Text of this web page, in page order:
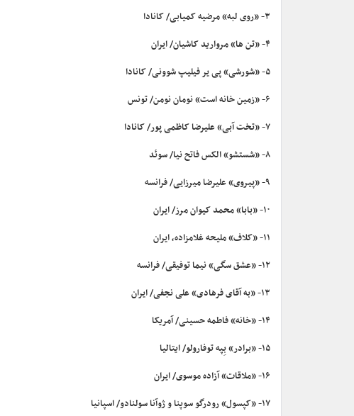
۳- «روی لبه» مرضیه کمیابی/ کانادا
۴- «تن ها» مروارید کاشیان/ ایران
۵- «شورشی» پی یر فیلیپ شوونی/ کانادا
۶- «زمین خانه است» نومان نومن/ تونس
۷- «تخت آبی» علیرضا کاظمی پور/ کانادا
۸- «شستشو» الکس فاتح نیا/ سوئد
۹- «پیروی» علیرضا میرزایی/ فرانسه
۱۰- «بابا» محمد کیوان مرز/ ایران
۱۱- «کلاف» ملیحه غلامزاده، ایران
۱۲- «عشق سگی» نیما توفیقی/ فرانسه
۱۳- «به آقای فرهادی» علی نجفی/ ایران
۱۴- «خانه» فاطمه حسینی/ آمریکا
۱۵- «برادر» بِپه توفارولو/ ایتالیا
۱۶- «ملاقات» آزاده موسوی/ ایران
۱۷- «کپسول» رودرگو سوپنا و ژوآنا سولنادو/ اسپانیا